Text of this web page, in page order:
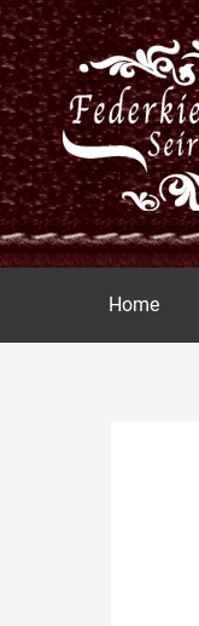
Zum
Inhalt
springen
Home